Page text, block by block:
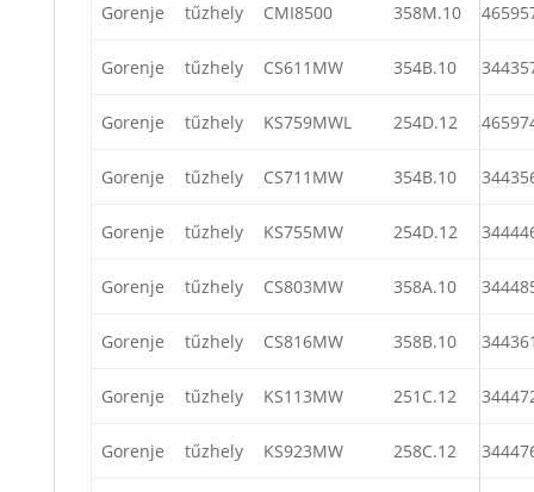
Gorenje tűzhely CMI8500 358M.10
Gorenje tűzhely CS611MW 354B.10
Gorenje tűzhely KS759MWL 254D.12
Gorenje tűzhely CS711MW 354B.10
Gorenje tűzhely KS755MW 254D.12
Gorenje tűzhely CS803MW 358A.10
Gorenje tűzhely CS816MW 358B.10
Gorenje tűzhely KS113MW 251C.12
Gorenje tűzhely KS923MW 258C.12